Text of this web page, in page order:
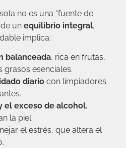
no es una “fuente de
un equilibrio integral.
implica:
balanceada, rica en frutas,
esenciales.
diario con limpiadores
el exceso de alcohol,
la piel.
el estrés, que altera el